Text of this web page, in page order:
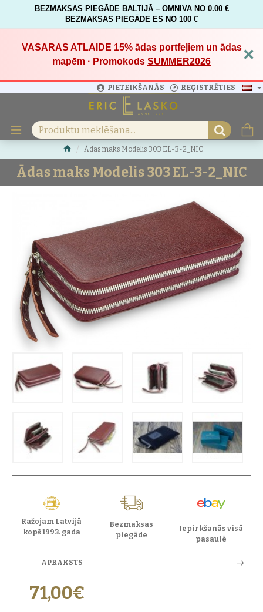
BEZMAKSAS PIEGĀDE BALTIJĀ – OMNIVA NO 0.00 €
BEZMAKSAS PIEGĀDE ES NO 100 €
VASARAS ATLAIDE 15%ādas portfeļiem un ādas
mapēm · Promokods SUMMER2026 ×
PIETEIKŠANĀS REĢISTRĒTIES
Ādas maks Modelis 303 EL-3-2_NIC
Ādas maks Modelis 303 EL-3-2_NIC
Ražojam Latvijā
kopš 1993. gada
Bezmaksas
piegāde
Iepirkšanās visā
pasaulē
APRAKSTS
71,00€